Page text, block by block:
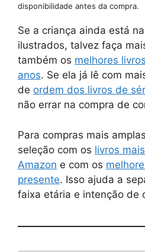
disponibilidade antes da compra.
Se a criança ainda está
ilustrados, talvez faça
também os melhores
anos. Se ela já lê com
de ordem dos livros de
não errar na compra de
Para compras mais
seleção com os livros
Amazon e com os
presente. Isso ajuda a
faixa etária e intenção de